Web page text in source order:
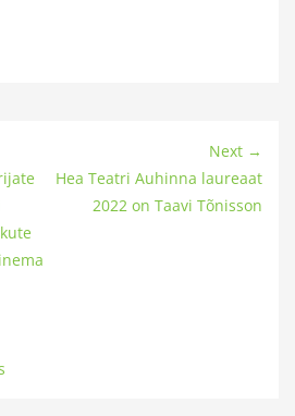
Next →
Hea Teatri Auhinna laureaat
2022 on Taavi Tõnisson